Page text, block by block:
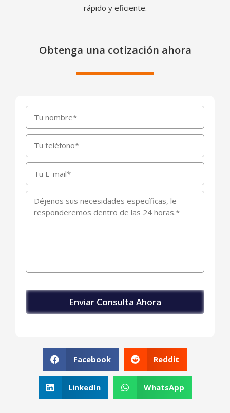
rápido y eficiente.
Obtenga una cotización ahora
Facebook Reddit
LinkedIn WhatsApp